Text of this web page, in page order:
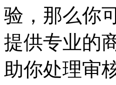
验，那么你
提供专业的
助你处理审